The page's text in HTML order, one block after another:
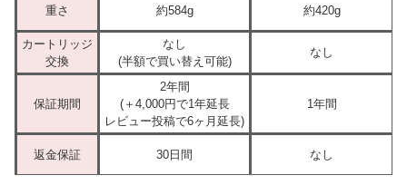
重さ 約584g 約420g
カートリッジ
交換
なし
(半額で買い替え可能)
なし
保証期間
2年間
(＋4,000円で1年延長
レビュー投稿で6ヶ月延長)
1年間
返金保証 30日間 なし